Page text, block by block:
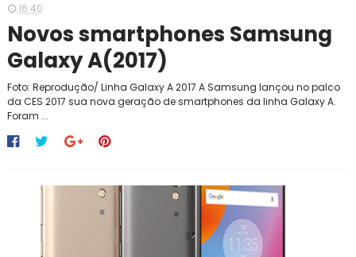
16:40
Novos smartphones Samsung
Galaxy A(2017)
Foto: Reprodução/ Linha Galaxy A 2017 A Samsung lançou no palco
da CES 2017 sua nova geração de smartphones da linha Galaxy A.
Foram ...